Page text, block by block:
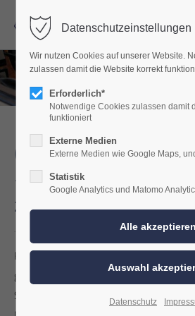
Ob Oldtimer oder
- wir verhelfen
zu neuem Glanz
Früher legten die Autohersteller
guten Klang. Dementsprechend
System aus.
Datenschutzeinstellungen
Wir nutzen Cookies auf unserer Website.
zulassen damit die Website korrekt
Erforderlich*
Notwendige Cookies zulassen damit
funktioniert
Externe Medien
Externe Medien wie Google Maps,
Statistik
Google Analytics und Matomo
Datenschutz